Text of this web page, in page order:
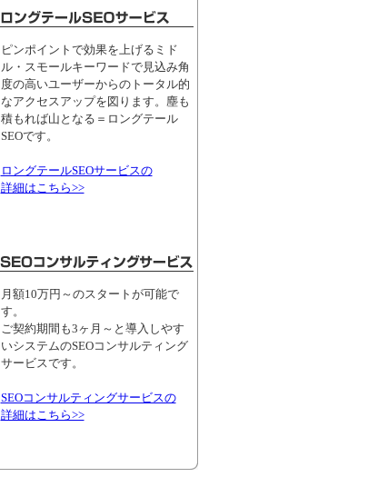
ピンポイントで効果を上げるミド
ル・スモールキーワードで見込み角
度の高いユーザーからのトータル的
なアクセスアップを図ります。塵も
積もれば山となる＝ロングテール
SEOです。
ロングテールSEOサービスの
詳細はこちら>>
月額10万円～のスタートが可能で
す。
ご契約期間も3ヶ月～と導入しやす
いシステムのSEOコンサルティング
サービスです。
SEOコンサルティングサービスの
詳細はこちら>>